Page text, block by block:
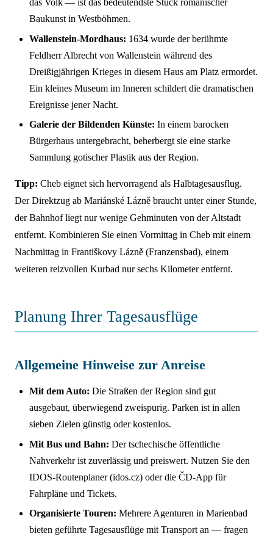
das Volk — ist das bedeutendste Stück romanischer
Baukunst in Westböhmen.
Wallenstein-Mordhaus: 1634 wurde der berühmte
Feldherr Albrecht von Wallenstein während des
Dreißigjährigen Krieges in diesem Haus am Platz ermordet.
Ein kleines Museum im Inneren schildert die dramatischen
Ereignisse jener Nacht.
Galerie der Bildenden Künste: In einem barocken
Bürgerhaus untergebracht, beherbergt sie eine starke
Sammlung gotischer Plastik aus der Region.
Tipp: Cheb eignet sich hervorragend als Halbtagesausflug.
Der Direktzug ab Mariánské Lázně braucht unter einer Stunde,
der Bahnhof liegt nur wenige Gehminuten von der Altstadt
entfernt. Kombinieren Sie einen Vormittag in Cheb mit einem
Nachmittag in Františkovy Lázně (Franzensbad), einem
weiteren reizvollen Kurbad nur sechs Kilometer entfernt.
Planung Ihrer Tagesausflüge
Allgemeine Hinweise zur Anreise
Mit dem Auto: Die Straßen der Region sind gut
ausgebaut, überwiegend zweispurig. Parken ist in allen
sieben Zielen günstig oder kostenlos.
Mit Bus und Bahn: Der tschechische öffentliche
Nahverkehr ist zuverlässig und preiswert. Nutzen Sie den
IDOS-Routenplaner (idos.cz) oder die ČD-App für
Fahrpläne und Tickets.
Organisierte Touren: Mehrere Agenturen in Marienbad
bieten geführte Tagesausflüge mit Transport an — fragen